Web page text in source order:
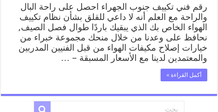
مغلقة
رقم فني تكييف جنوب الجهراء احصل على راحة البال
والراحة مع العلم أنه لا داعي للقلق بشأن نظام تكييف
الهواء الخاص بك الذي يبقيك باردًا طوال فصل الصيف,
نحافظ على وعدنا من خلال منحك مجموعة خبراء من
خيارات إصلاح مكيفات الهواء من قبل الفنيين المدربين
والمعتمدين لدينا مع الأسعار المسبقة – …
أكمل القراءة »